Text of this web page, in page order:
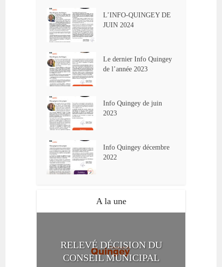
L’INFO-QUINGEY DE
JUIN 2024
Le dernier Info Quingey
de l’année 2023
Info Quingey de juin
2023
Info Quingey décembre
2022
A la une
RELEVÉ DÉCISION DU
CONSEIL MUNICIPAL